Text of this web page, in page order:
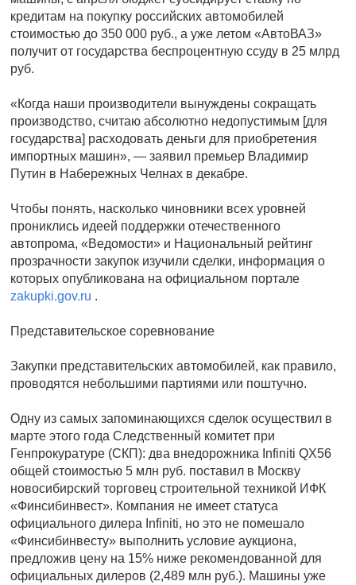
кредитам на покупку российских автомобилей
стоимостью до 350 000 руб., а уже летом «АвтоВАЗ»
получит от государства беспроцентную ссуду в 25 млрд
руб.
«Когда наши производители вынуждены сокращать
производство, считаю абсолютно недопустимым [для
государства] расходовать деньги для приобретения
импортных машин», — заявил премьер Владимир
Путин в Набережных Челнах в декабре.
Чтобы понять, насколько чиновники всех уровней
прониклись идеей поддержки отечественного
автопрома, «Ведомости» и Национальный рейтинг
прозрачности закупок изучили сделки, информация о
которых опубликована на официальном портале
zakupki.gov.ru .
Представительское соревнование
Закупки представительских автомобилей, как правило,
проводятся небольшими партиями или поштучно.
Одну из самых запоминающихся сделок осуществил в
марте этого года Следственный комитет при
Генпрокуратуре (СКП): два внедорожника Infiniti QX56
общей стоимостью 5 млн руб. поставил в Москву
новосибирский торговец строительной техникой ИФК
«Финсибинвест». Компания не имеет статуса
официального дилера Infiniti, но это не помешало
«Финсибинвесту» выполнить условие аукциона,
предложив цену на 15% ниже рекомендованной для
официальных дилеров (2,489 млн руб.). Машины уже